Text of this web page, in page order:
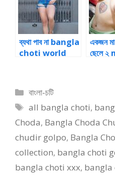
ব্যথা পাব না bangla
choti world
Magazine
একজন
ছেলে
Categories
বাংলা-চটি
Tags
all bangla choti,
Choda, Bangla Choda
chudir golpo, Bangla
collection, bangla choti
bangla choti xxx, bangla